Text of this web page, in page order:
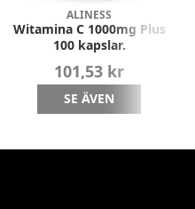
ALINESS
Witamina C 1000mg Plus
100 kapslar.
101,53 kr
SE ÄVEN